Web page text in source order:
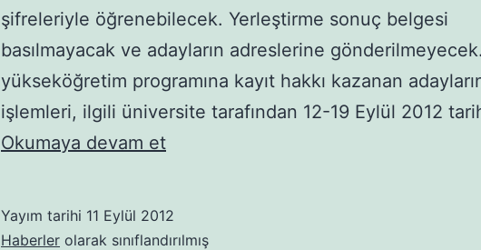
şifreleriyle öğrenebilecek. Yerleştirme sonuç belgesi
basılmayacak ve adayların adreslerine
yükseköğretim programına kayıt hakkı kazanan
işlemleri, ilgili üniversite tarafından 12-19 Eylül 2012
Okumaya devam et2012
sonuçları
Yayım tarihi 11 Eylül 2012
Haberler olarak sınıflandırılmış